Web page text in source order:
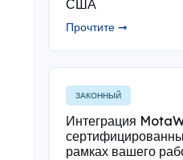
США
Прочтите ➞
ЗАКОННЫЙ
Интеграция
рамках вашего